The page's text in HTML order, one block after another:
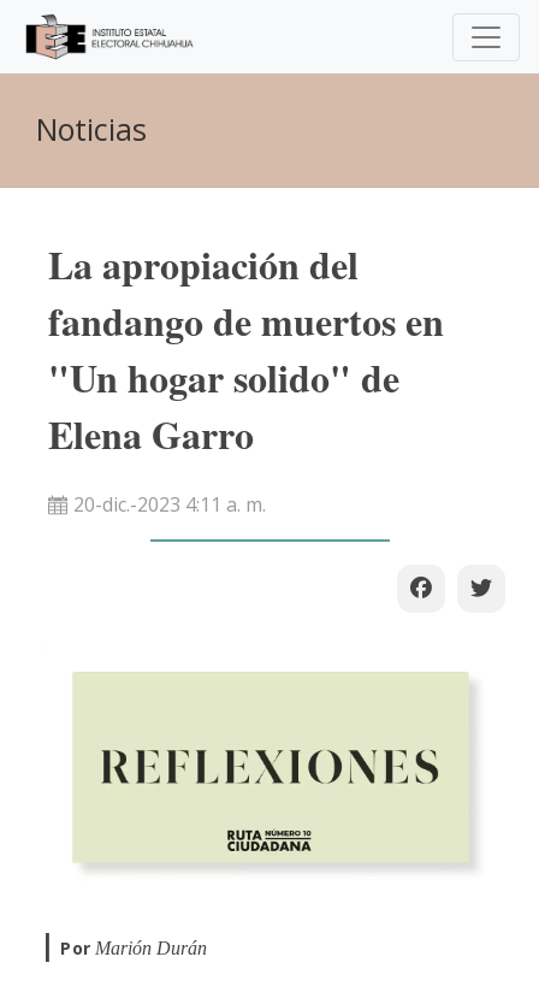
Noticias
La apropiación del
fandango de muertos en
"Un hogar solido" de
Elena Garro
20-dic.-2023 4:11 a. m.
| Por Marión Durán